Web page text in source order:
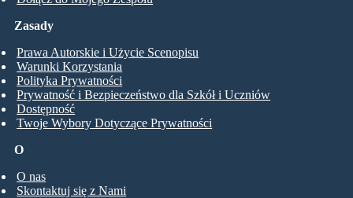
O
O nas
Skontaktuj się z Nami
Zasady
Prawa Autorskie i Użycie Scenopisu
Warunki Korzystania
Polityka Prywatności
Prywatność i Bezpieczeństwo dla Szkół i Uczniów
Dostępność
Twoje Wybory Dotyczące Prywatności